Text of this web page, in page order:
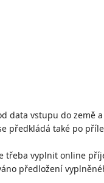
data vstupu do země
předkládá také po
vyplnit online
předložení